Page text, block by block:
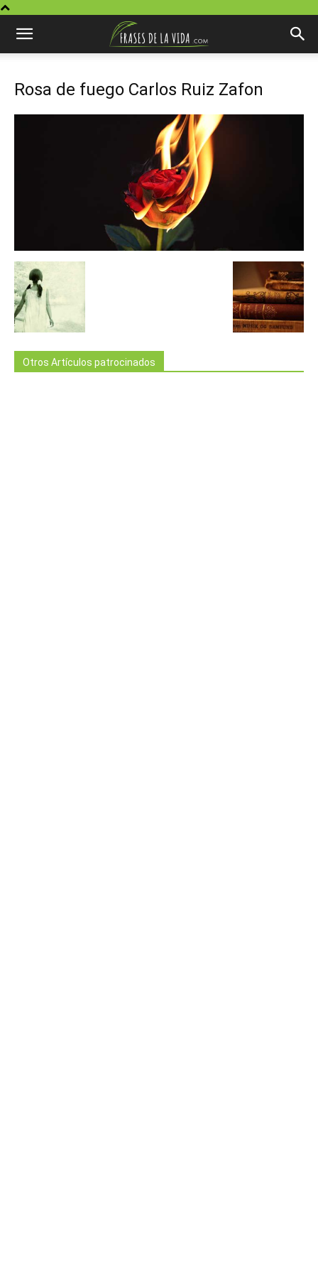
Rosa de fuego Carlos Ruiz Zafon
Otros Artículos patrocinados